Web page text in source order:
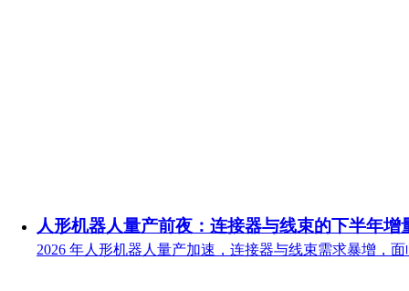
人形机器人量产前夜：连接器与线束的下半年增
2026 年人形机器人量产加速，连接器与线束需求暴增，